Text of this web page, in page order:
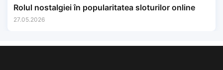
Rolul nostalgiei în popularitatea sloturilor online
27.05.2026